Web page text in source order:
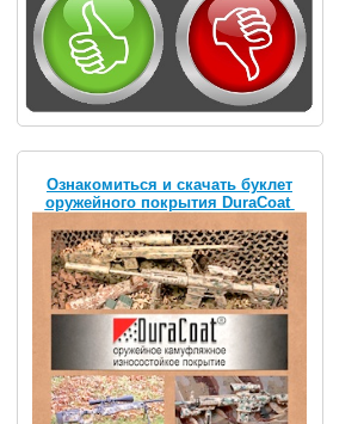
Ознакомиться и скачать буклет
оружейного покрытия DuraCoat